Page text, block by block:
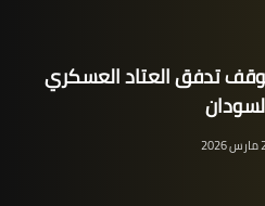
تدفق العتاد العسكري